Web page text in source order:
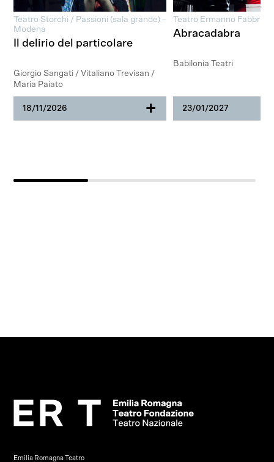
Teatro Storchi / Passioni (sala grande) –
Modena
Il delirio del particolare
Giorgio Sangati / Vitaliano Trevisan /
Maria Paiato
18/11/2026 +
Teatro Ermanno Fabbri
Abracadabra
Babilonia Teatri
23/01/2027
Emilia Romagna Teatro